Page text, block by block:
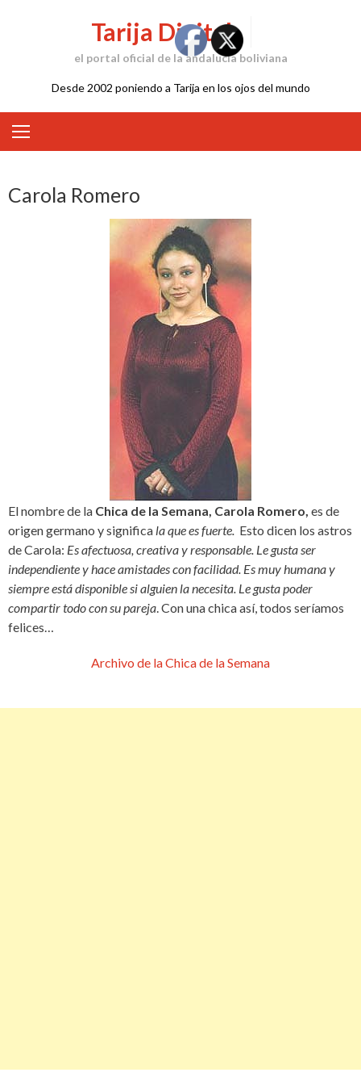
Tarija Digital
el portal oficial de la andalucía boliviana
Desde 2002 poniendo a Tarija en los ojos del mundo
Carola Romero
El nombre de la Chica de la Semana, Carola Romero, es de
origen germano y significa la que es fuerte. Esto dicen los astros
de Carola: Es afectuosa, creativa y responsable. Le gusta ser
independiente y hace amistades con facilidad. Es muy humana y
siempre está disponible si alguien la necesita. Le gusta poder
compartir todo con su pareja. Con una chica así, todos seríamos
felices…
Archivo de la Chica de la Semana